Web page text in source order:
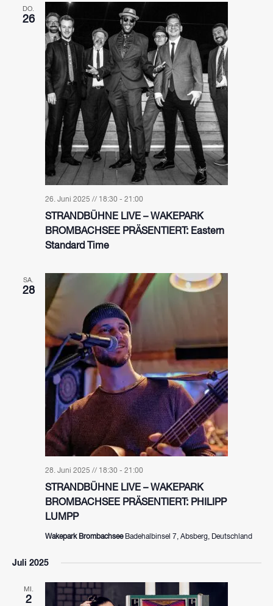
DO.
26
STRANDBÜHNE LIVE – WAKEPARK
BROMBACHSEE PRÄSENTIERT: Eastern
Standard Time
26. Juni 2025 // 18:30 - 21:00
SA.
28
STRANDBÜHNE LIVE – WAKEPARK
BROMBACHSEE PRÄSENTIERT: PHILIPP
LUMPP
28. Juni 2025 // 18:30 - 21:00
Wakepark Brombachsee Badehalbinsel 7, Absberg, Deutschland
Juli 2025
MI.
2